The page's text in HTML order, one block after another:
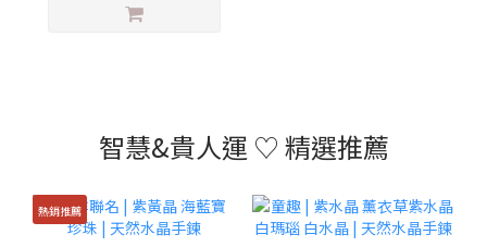
智慧&貴人運 ♡ 精選推薦
熱銷推薦